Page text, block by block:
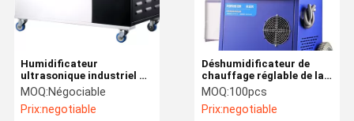
Déshumidificateur de
chauffage réglable de la
température
MOQ:100pcs
Prix:negotiable
Humidificateur
ultrasonique industriel du
parking 24KG/H 220m2
MOQ:Négociable
Prix:negotiable